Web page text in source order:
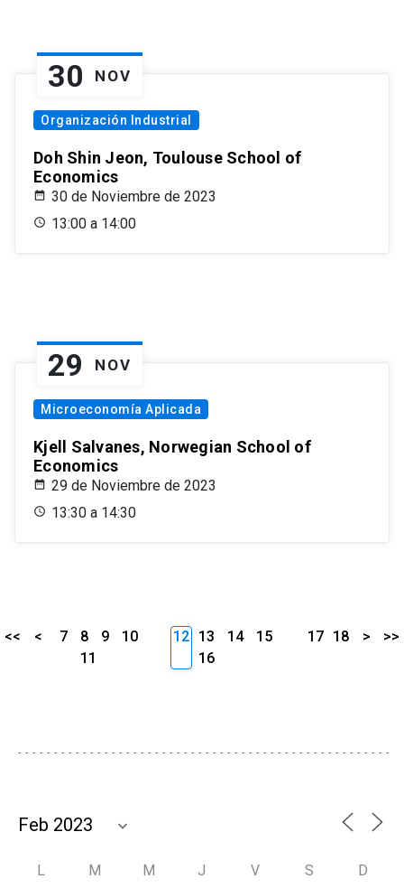
30 NOV
Organización Industrial
Doh Shin Jeon, Toulouse School of
Economics
30 de Noviembre de 2023
13:00 a 14:00
29 NOV
Microeconomía Aplicada
Kjell Salvanes, Norwegian School of
Economics
29 de Noviembre de 2023
13:30 a 14:30
<< < 7 8 9
10
11
12 13 14
15
16
17 18 > >>
L M M J V S D